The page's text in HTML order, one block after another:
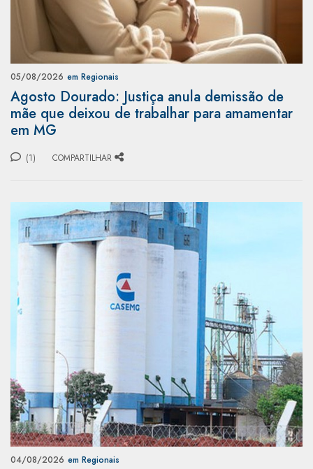
05/08/2026 em Regionais
Agosto Dourado: Justiça anula demissão de
mãe que deixou de trabalhar para amamentar
em MG
(1) COMPARTILHAR
04/08/2026 em Regionais